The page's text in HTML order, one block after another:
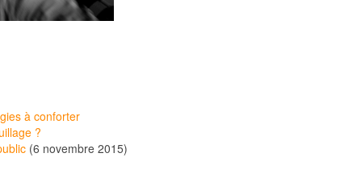
à conforter
?
(6 novembre 2015)